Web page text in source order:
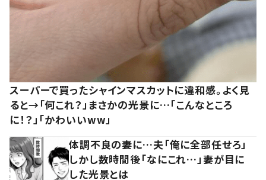
スーパーで買ったシャインマスカットに違和感。よく見
ると→「何これ？」まさかの光景に…「こんなところ
に！？」「かわいいww」
体調不良の妻に…夫「俺に全部任せろ」
しかし数時間後「なにこれ…」妻が目に
した光景とは